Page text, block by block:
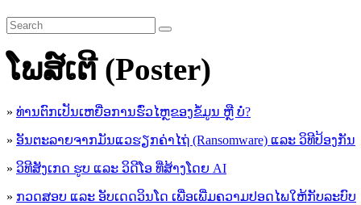
ໂພສ໌ເຕີ (Poster)
» ທ່ານຕົກເປັນເຫຍື່ອການຮົ່ວໄຫຼຂອງຂໍ້ມູນ ຫຼື ບໍ່?
» ອັນຕະລາຍຈາກມັນແວຮຽກຄ່າໄຖ່ (Ransomware) ແລະ ວິທີປ້ອງກັນ
» ວິທີສັງເກດ ຮູບ ແລະ ວິດີໂອ ທີ່ສ້າງໂດຍ AI
» ກວດສອບ ແລະ ອັບເດດວິນໂດ ເພື່ອເພີ່ມຄວາມປອດໄພໃຫ້ກັບລະບົບ